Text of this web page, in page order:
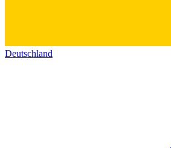
Deutschland